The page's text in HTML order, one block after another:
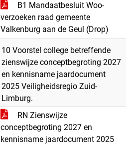
B1 Mandaatbesluit Woo-
verzoeken raad gemeente
Valkenburg aan de Geul (Drop)
10 Voorstel college betreffende
zienswijze conceptbegroting 2027
en kennisname jaardocument
2025 Veiligheidsregio Zuid-
Limburg.
RN Zienswijze
conceptbegroting 2027 en
kennisname jaardocument 2025